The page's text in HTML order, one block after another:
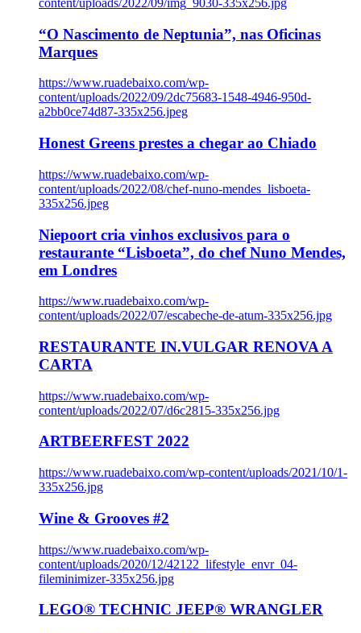
content/uploads/2022/09/img_9030-335x256.jpg
“O Nascimento de Neptunia”, nas Oficinas
Marques
https://www.ruadebaixo.com/wp-
content/uploads/2022/09/2dc75683-1548-4946-950d-
a2bb0ce74d87-335x256.jpeg
Honest Greens prestes a chegar ao Chiado
https://www.ruadebaixo.com/wp-
content/uploads/2022/08/chef-nuno-mendes_lisboeta-
335x256.jpeg
Niepoort cria vinhos exclusivos para o
restaurante “Lisboeta”, do chef Nuno Mendes,
em Londres
https://www.ruadebaixo.com/wp-
content/uploads/2022/07/escabeche-de-atum-335x256.jpg
RESTAURANTE IN.VULGAR RENOVA A
CARTA
https://www.ruadebaixo.com/wp-
content/uploads/2022/07/d6c2815-335x256.jpg
ARTBEERFEST 2022
https://www.ruadebaixo.com/wp-content/uploads/2021/10/1-
335x256.jpg
Wine & Grooves #2
https://www.ruadebaixo.com/wp-
content/uploads/2020/12/42122_lifestyle_envr_04-
fileminimizer-335x256.jpg
LEGO® TECHNIC JEEP® WRANGLER